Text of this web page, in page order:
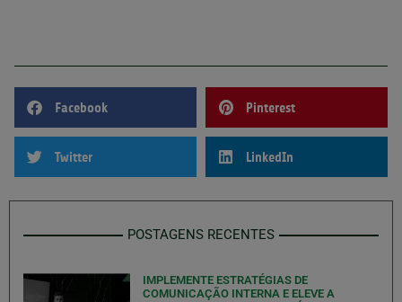
Facebook Pinterest
Twitter LinkedIn
POSTAGENS RECENTES
IMPLEMENTE ESTRATÉGIAS DE
COMUNICAÇÃO INTERNA E ELEVE A